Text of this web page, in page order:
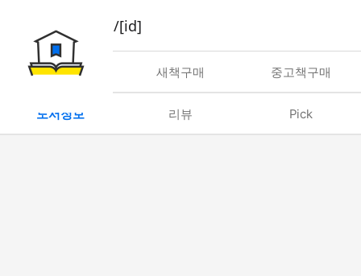
book/rent/[id]
대여 새책구매 중고책구매
도서정보 리뷰 Pick